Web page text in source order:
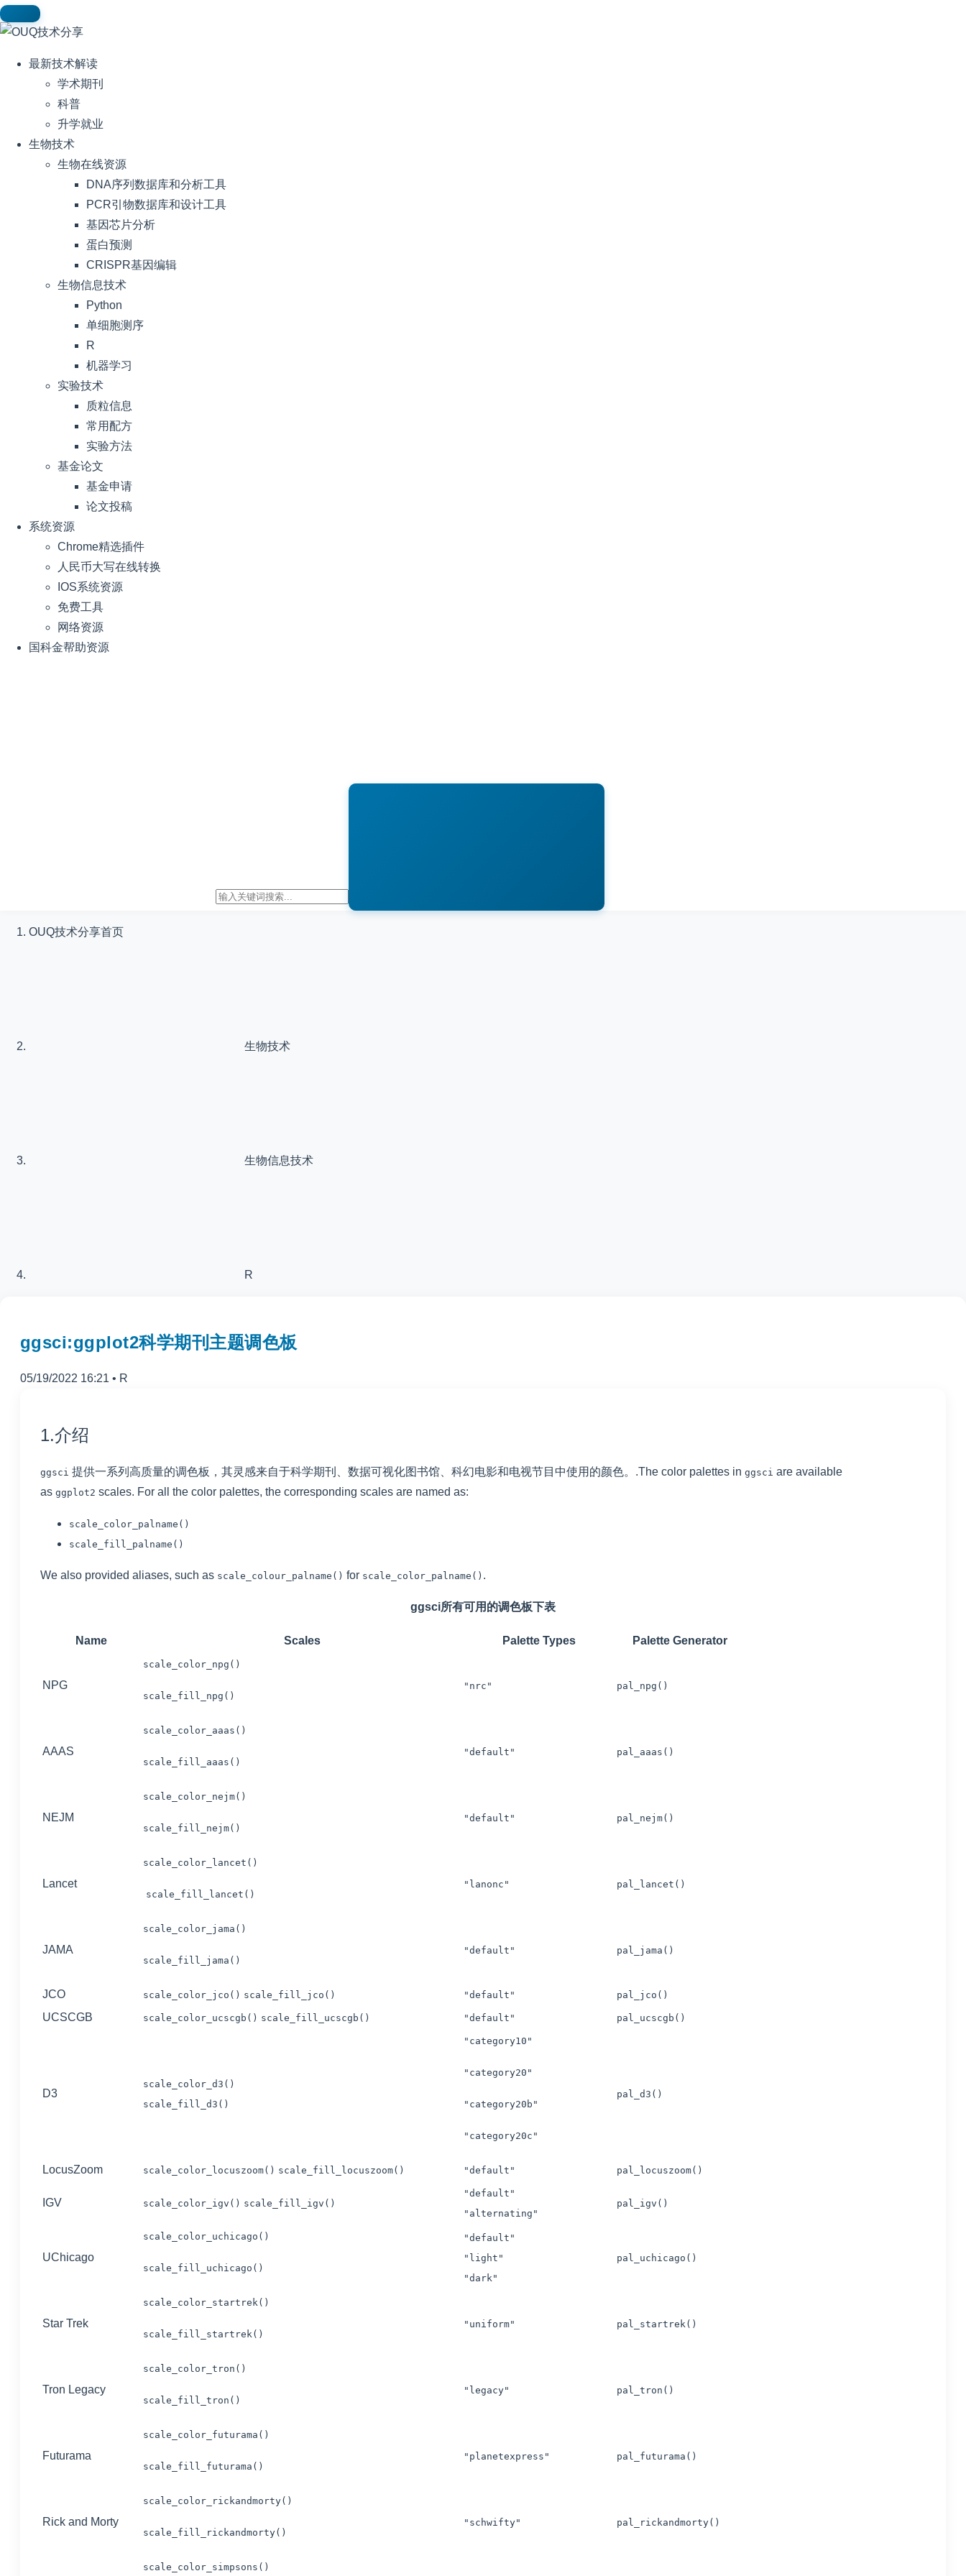
最新技术解读
学术期刊
科普
升学就业
生物技术
生物在线资源
DNA序列数据库和分析工具
PCR引物数据库和设计工具
基因芯片分析
蛋白预测
CRISPR基因编辑
生物信息技术
Python
单细胞测序
R
机器学习
实验技术
质粒信息
常用配方
实验方法
基金论文
基金申请
论文投稿
系统资源
Chrome精选插件
人民币大写在线转换
IOS系统资源
免费工具
网络资源
国科金帮助资源
OUQ技术分享首页
生物技术
生物信息技术
R
ggsci:ggplot2科学期刊主题调色板
05/19/2022 16:21 • R
1.介绍
ggsci 提供一系列高质量的调色板，其灵感来自于科学期刊、数据可视化图书馆、科幻电影和电视节目中使用的颜色。 .The color palettes in ggsci are available
as ggplot2 scales. For all the color palettes, the corresponding scales are named as:
scale_color_palname()
scale_fill_palname()
We also provided aliases, such as scale_colour_palname() for scale_color_palname() .
ggsci所有可用的调色板下表
Name Scales Palette Types Palette Generator
NPG
scale_color_npg()
scale_fill_npg()
"nrc" pal_npg()
AAAS
scale_color_aaas()
scale_fill_aaas()
"default" pal_aaas()
NEJM
scale_color_nejm()
scale_fill_nejm()
"default" pal_nejm()
Lancet
scale_color_lancet()
scale_fill_lancet()
"lanonc" pal_lancet()
JAMA
scale_color_jama()
scale_fill_jama()
"default" pal_jama()
JCO scale_color_jco() scale_fill_jco() "default" pal_jco()
UCSCGB scale_color_ucscgb() scale_fill_ucscgb() "default" pal_ucscgb()
D3
scale_color_d3()
scale_fill_d3()
"category10"
"category20"
"category20b"
"category20c"
pal_d3()
LocusZoom scale_color_locuszoom() scale_fill_locuszoom() "default" pal_locuszoom()
IGV scale_color_igv() scale_fill_igv()
"default"
"alternating"
pal_igv()
UChicago
scale_color_uchicago()
scale_fill_uchicago()
"default"
"light"
"dark"
pal_uchicago()
Star Trek
scale_color_startrek()
scale_fill_startrek()
"uniform" pal_startrek()
Tron Legacy
scale_color_tron()
scale_fill_tron()
"legacy" pal_tron()
Futurama
scale_color_futurama()
scale_fill_futurama()
"planetexpress" pal_futurama()
Rick and Morty
scale_color_rickandmorty()
scale_fill_rickandmorty()
"schwifty" pal_rickandmorty()
scale_color_simpsons()